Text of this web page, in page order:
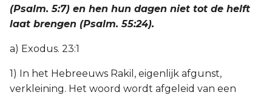
(Psalm. 5:7) en hen hun dagen niet tot de helft
laat brengen (Psalm. 55:24).
a) Exodus. 23:1
1) In het Hebreeuws Rakil, eigenlijk afgunst,
verkleining. Het woord wordt afgeleid van een